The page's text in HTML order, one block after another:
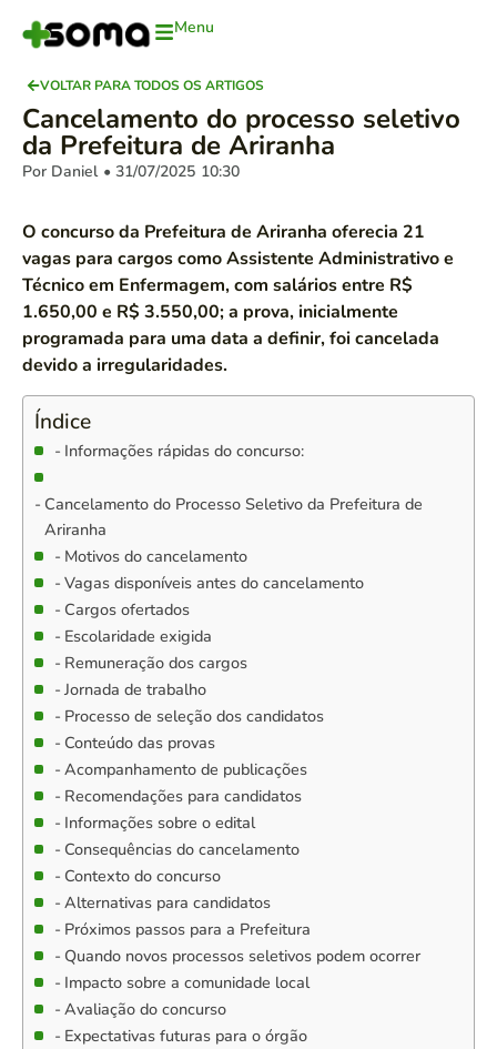
Menu
VOLTAR PARA TODOS OS ARTIGOS
Cancelamento do processo seletivo
da Prefeitura de Ariranha
Por Daniel • 31/07/2025 10:30
O concurso da Prefeitura de Ariranha oferecia 21
vagas para cargos como Assistente Administrativo e
Técnico em Enfermagem, com salários entre R$
1.650,00 e R$ 3.550,00; a prova, inicialmente
programada para uma data a definir, foi cancelada
devido a irregularidades.
Índice
Informações rápidas do concurso:
Cancelamento do Processo Seletivo da Prefeitura de
Ariranha
Motivos do cancelamento
Vagas disponíveis antes do cancelamento
Cargos ofertados
Escolaridade exigida
Remuneração dos cargos
Jornada de trabalho
Processo de seleção dos candidatos
Conteúdo das provas
Acompanhamento de publicações
Recomendações para candidatos
Informações sobre o edital
Consequências do cancelamento
Contexto do concurso
Alternativas para candidatos
Próximos passos para a Prefeitura
Quando novos processos seletivos podem ocorrer
Impacto sobre a comunidade local
Avaliação do concurso
Expectativas futuras para o órgão